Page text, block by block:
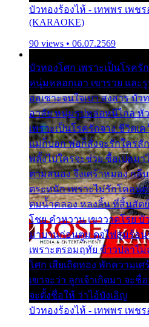
บัวทองร้องไห้ - เทพพร เพช
(KARAOKE)
90 views • 06.07.2569
บัวทองโศก เพราะเป็นโรค
หนุ่มหลอกเอา เขารวย และ
ออเซาะจนใจเบา สงสาร บัว
อาลัย หนุ่มรูปหล่อหนีไกล หั
เพราะเป็นโรครักจาง ชีวิตเ
แม่ก็บอก พ่อก็สั่งจะรักใครสั
พลั้งไปใครจะช่วย ซื้อเปลมา
ตามสนอง จึงเศร้าหมอง กลี
ตระหนัก เพราะไม่รักโคลน
ตมน้ำคลอง หลงลิ้น ที่สิ้นสัต
โชย คำหวาน เขาวาดโรย
มาบานก่อนตูม ดุจไฟสุมร้อน
เพราะตรอมฤทัย ข้าวปลาไ
โศก เสียเถิดทอง พักความเ
เขาจะว่า ลูกเจ้าเกิดมา จะชื่
จะตั้งชื่อให้ ว่าไอ้บังเอิญ
บัวทองร้องไห้ - เทพพร เพช